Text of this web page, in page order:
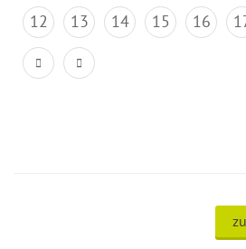
12
13 14 15 16